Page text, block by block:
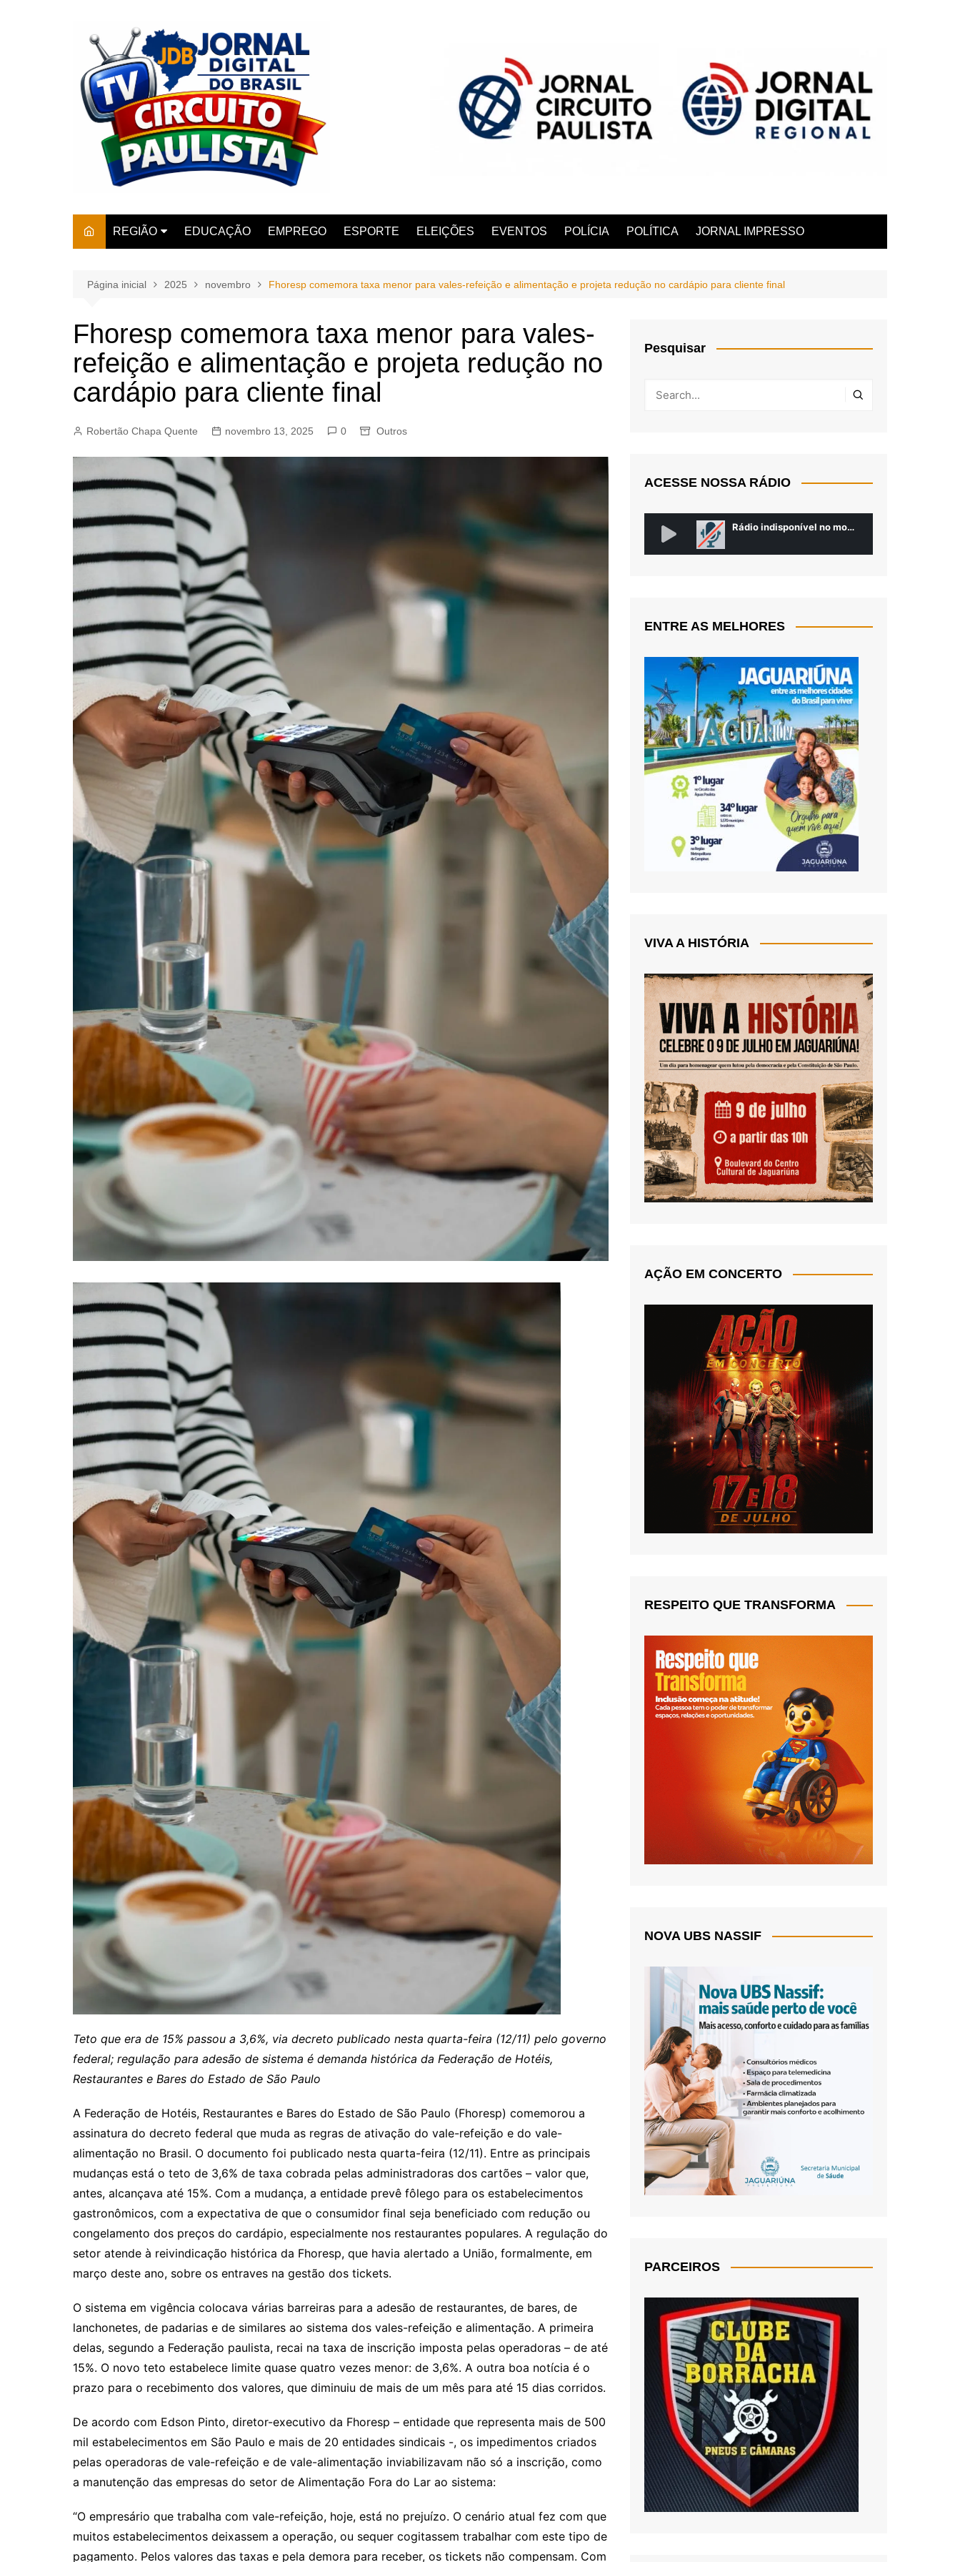
REGIÃO
AMPARO
BARRETOS
CAMPINAS
ESTIVA GERBI
JAGUARIÚNA
JUNDIAÍ
EDUCAÇÃO EMPREGO ESPORTE ELEIÇÕES EVENTOS POLÍCIA POLÍTICA JORNAL IMPRESSO
Página inicial 2025 novembro Fhoresp comemora taxa menor para vales-refeição e alimentação e projeta redução no cardápio para cliente final
Fhoresp comemora taxa menor para vales-
refeição e alimentação e projeta redução no
cardápio para cliente final
Robertão Chapa Quente novembro 13, 2025 0 Outros
Teto que era de 15% passou a 3,6%, via decreto publicado nesta quarta-feira (12/11) pelo governo
federal; regulação para adesão de sistema é demanda histórica da Federação de Hotéis,
Restaurantes e Bares do Estado de São Paulo
A Federação de Hotéis, Restaurantes e Bares do Estado de São Paulo (Fhoresp) comemorou a
assinatura do decreto federal que muda as regras de ativação do vale-refeição e do vale-
alimentação no Brasil. O documento foi publicado nesta quarta-feira (12/11). Entre as principais
mudanças está o teto de 3,6% de taxa cobrada pelas administradoras dos cartões – valor que,
antes, alcançava até 15%. Com a mudança, a entidade prevê fôlego para os estabelecimentos
gastronômicos, com a expectativa de que o consumidor final seja beneficiado com redução ou
congelamento dos preços do cardápio, especialmente nos restaurantes populares. A regulação do
setor atende à reivindicação histórica da Fhoresp, que havia alertado a União, formalmente, em
março deste ano, sobre os entraves na gestão dos tickets.
O sistema em vigência colocava várias barreiras para a adesão de restaurantes, de bares, de
lanchonetes, de padarias e de similares ao sistema dos vales-refeição e alimentação. A primeira
delas, segundo a Federação paulista, recai na taxa de inscrição imposta pelas operadoras – de até
15%. O novo teto estabelece limite quase quatro vezes menor: de 3,6%. A outra boa notícia é o
prazo para o recebimento dos valores, que diminuiu de mais de um mês para até 15 dias corridos.
De acordo com Edson Pinto, diretor-executivo da Fhoresp – entidade que representa mais de 500
mil estabelecimentos em São Paulo e mais de 20 entidades sindicais -, os impedimentos criados
pelas operadoras de vale-refeição e de vale-alimentação inviabilizavam não só a inscrição, como
a manutenção das empresas do setor de Alimentação Fora do Lar ao sistema:
“O empresário que trabalha com vale-refeição, hoje, está no prejuízo. O cenário atual fez com que
muitos estabelecimentos deixassem a operação, ou sequer cogitassem trabalhar com este tipo de
pagamento. Pelos valores das taxas e pela demora para receber, os tickets não compensam. Com
Pesquisar
ACESSE NOSSA RÁDIO
ENTRE AS MELHORES
VIVA A HISTÓRIA
AÇÃO EM CONCERTO
RESPEITO QUE TRANSFORMA
NOVA UBS NASSIF
PARCEIROS